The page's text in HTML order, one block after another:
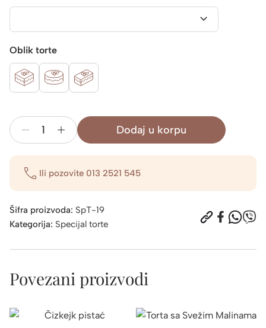
Oblik torte
Jagodama
količina
Dodaj u korpu
Ili pozovite 013 2521 545
Šifra proizvoda: SpT-19
Kategorija: Specijal torte
Povezani proizvodi